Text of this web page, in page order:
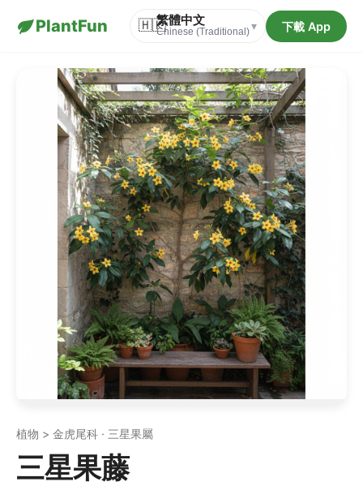
PlantFun 🇭🇰繁體中文
Chinese (Traditional)▾ 下載 App
植物 > 金虎尾科 · 三星果屬
三星果藤